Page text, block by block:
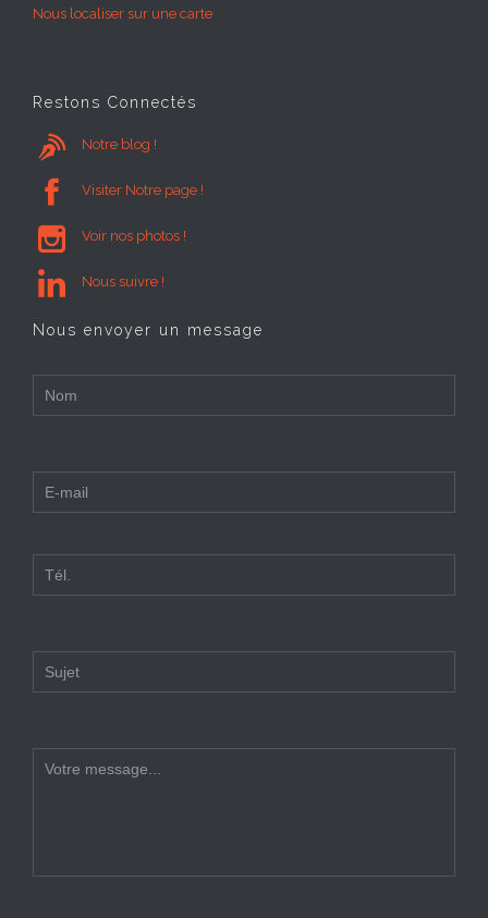
Nous localiser sur une carte
Restons Connectés
 Notre blog !
 Visiter Notre page !
 Voir nos photos !
 Nous suivre !
Nous envoyer un message